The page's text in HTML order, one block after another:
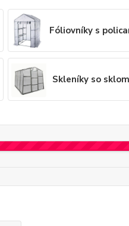
Fóliovníky s
Skleníky so sklom